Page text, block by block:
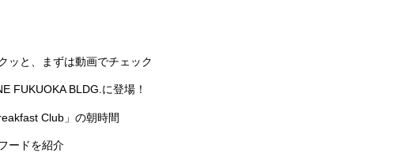
ッと、まずは動画でチェック
FUKUOKA BLDG.に登場！
Club」の朝時間
ードを紹介